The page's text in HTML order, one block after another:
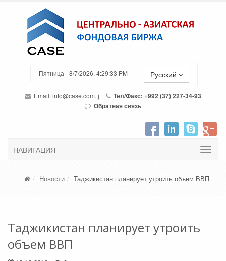
Пятница - 8/7/2026, 4:29:33 PM Русский
Email:info@case.com.tj
Тел/Факс: +992 (37) 227-34-93
Обратная связь
НАВИГАЦИЯ
Новости Таджикистан планирует утроить объем ВВП
Таджикистан планирует утроить
объем ВВП